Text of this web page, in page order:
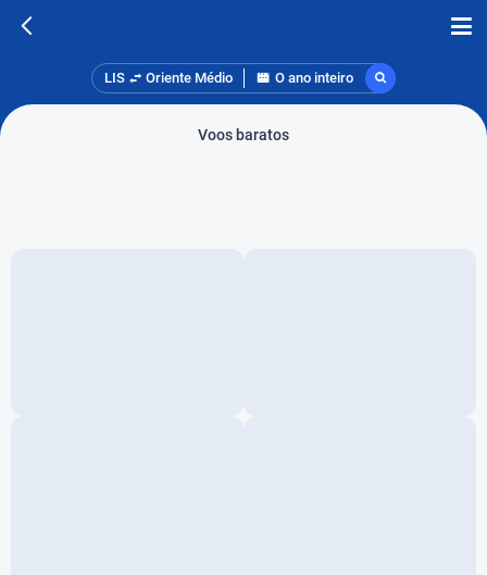
LIS Oriente Médio O ano inteiro
Voos baratos